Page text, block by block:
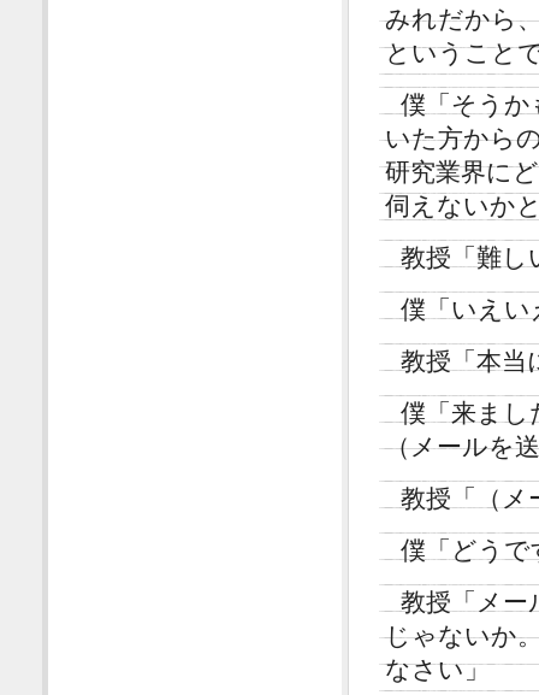
みれだから
ということ
僕「そうか
いた方から
研究業界に
伺えないか
教授「難し
僕「いえい
教授「本当
僕「来まし
（メールを
教授「（メ
僕「どうで
教授「メー
じゃないか
なさい」